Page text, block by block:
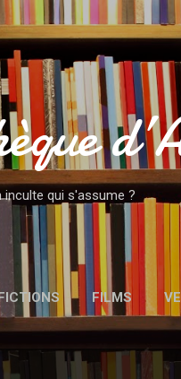
inculte qui s'assume ?
FILMS